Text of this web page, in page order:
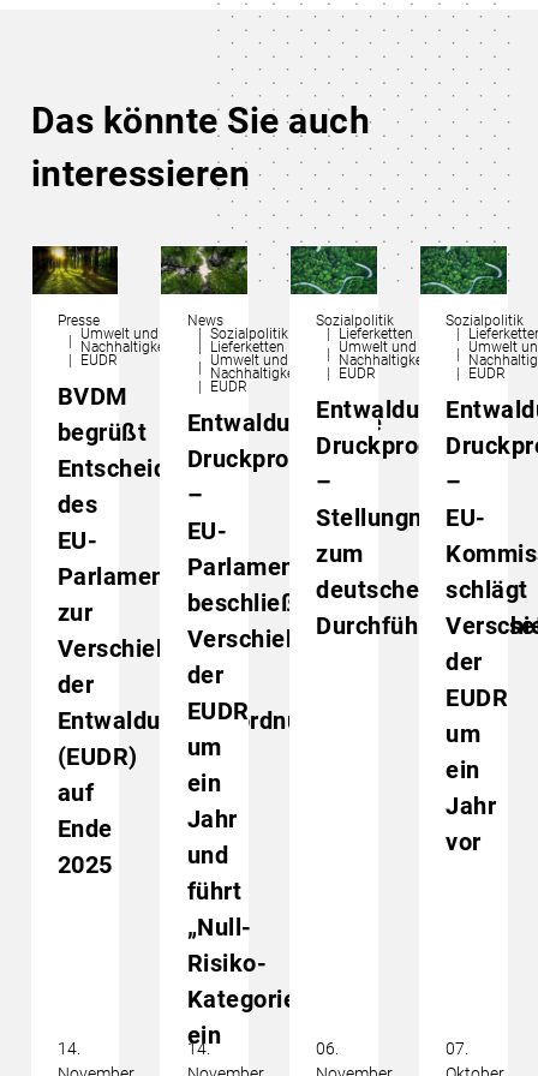
Das könnte Sie auch
interessieren
Presse
Umwelt und
Nachhaltigkeit
EUDR
BVDM
begrüßt
Entscheidung
des
EU-
Parlaments
zur
Verschiebung
der
Entwaldungsverordnung
(EUDR)
auf
Ende
2025
14.
News
Sozialpolitik
Lieferketten
Umwelt und
Nachhaltigkeit
EUDR
Entwaldungsfreie
Druckprodukte
–
EU-
Parlament
beschließt
Verschiebung
der
EUDR
um
ein
Jahr
und
führt
„Null-
Risiko-
Kategorie“
ein
14.
Sozialpolitik
Lieferketten
Umwelt und
Nachhaltigkeit
EUDR
Entwaldungsfreie
Druckprodukte
–
Stellungnahme
zum
deutschen
06.
Sozialpolitik
Umwelt
EUDR
–
EU-
schlägt
der
EUDR
um
ein
Jahr
vor
07.